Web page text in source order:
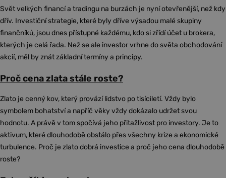
Svět velkých financí a tradingu na burzách je nyní otevřenější, než kdy
dřív. Investiční strategie, které byly dříve výsadou malé skupiny
finančníků, jsou dnes přístupné každému, kdo si zřídí účet u brokera,
kterých je celá řada. Než se ale investor vrhne do světa obchodování
akcií, měl by znát základní termíny a principy.
Proč cena zlata stále roste?
Zlato je cenný kov, který provází lidstvo po tisíciletí. Vždy bylo
symbolem bohatství a napříč věky vždy dokázalo udržet svou
hodnotu. A právě v tom spočívá jeho přitažlivost pro investory. Je to
aktivum, které dlouhodobě obstálo přes všechny krize a ekonomické
turbulence. Proč je zlato dobrá investice a proč jeho cena dlouhodobě
roste?